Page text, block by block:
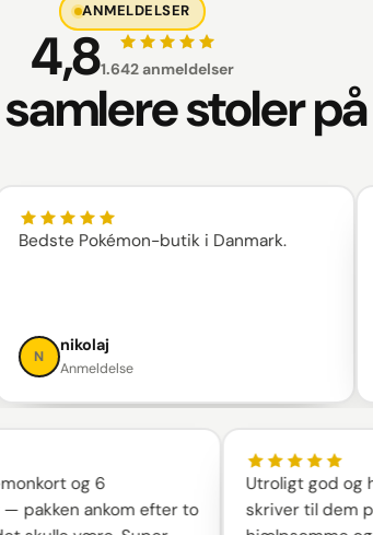
ANMELDELSER
4,81.642 anmeldelser
stoler
Pokémon-butik i Danmark.
nikolaj
Anmeldelse
og 6
— pakken ankom efter to
Utroligt god
skriver til